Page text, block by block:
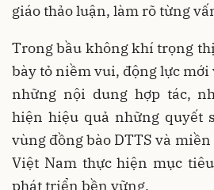
giáo thảo luận, làm rõ từng
Trong bầu không khí trọng
bày tỏ niềm vui, động lực mới
những nội dung hợp tác,
hiện hiệu quả những quyết
vùng đồng bào DTTS và
Việt Nam thực hiện mục
phát triển bền vững.